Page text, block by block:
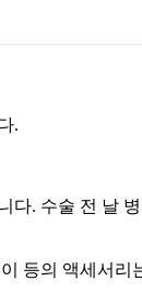
.
다. 수술 전 날
등의 액세서리